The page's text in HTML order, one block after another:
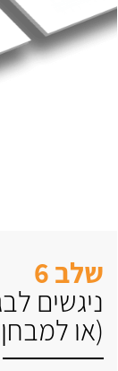
שלב 6
ניגשים
(או